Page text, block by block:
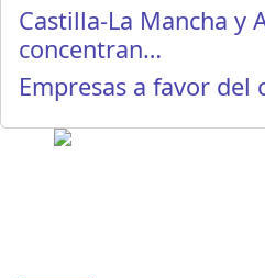
Castilla-La Mancha y
concentran…
Empresas a favor del